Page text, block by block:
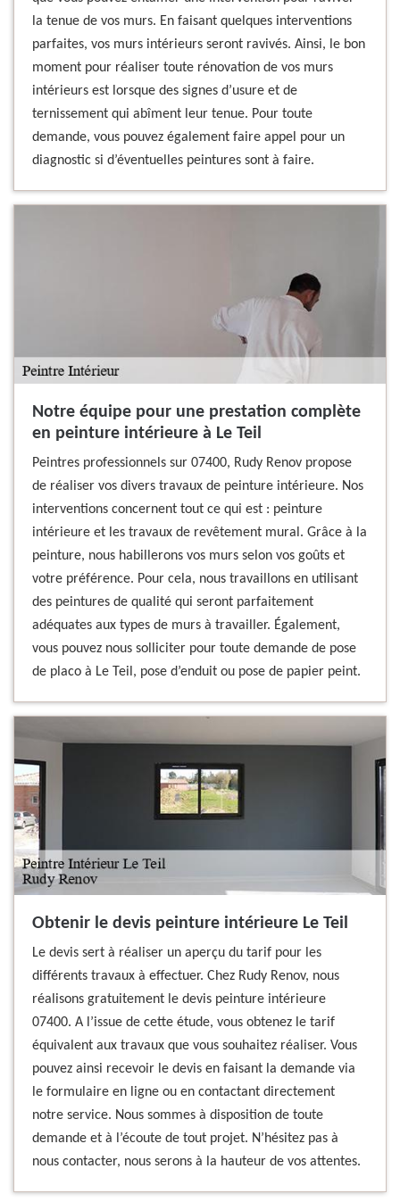
la tenue de vos murs. En faisant quelques interventions
parfaites, vos murs intérieurs seront ravivés. Ainsi, le bon
moment pour réaliser toute rénovation de vos murs
intérieurs est lorsque des signes d’usure et de
ternissement qui abîment leur tenue. Pour toute
demande, vous pouvez également faire appel pour un
diagnostic si d’éventuelles peintures sont à faire.
Notre équipe pour une prestation complète
en peinture intérieure à Le Teil
Peintres professionnels sur 07400, Rudy Renov propose
de réaliser vos divers travaux de peinture intérieure. Nos
interventions concernent tout ce qui est : peinture
intérieure et les travaux de revêtement mural. Grâce à la
peinture, nous habillerons vos murs selon vos goûts et
votre préférence. Pour cela, nous travaillons en utilisant
des peintures de qualité qui seront parfaitement
adéquates aux types de murs à travailler. Également,
vous pouvez nous solliciter pour toute demande de pose
de placo à Le Teil, pose d’enduit ou pose de papier peint.
Obtenir le devis peinture intérieure Le Teil
Le devis sert à réaliser un aperçu du tarif pour les
différents travaux à effectuer. Chez Rudy Renov, nous
réalisons gratuitement le devis peinture intérieure
07400. A l’issue de cette étude, vous obtenez le tarif
équivalent aux travaux que vous souhaitez réaliser. Vous
pouvez ainsi recevoir le devis en faisant la demande via
le formulaire en ligne ou en contactant directement
notre service. Nous sommes à disposition de toute
demande et à l’écoute de tout projet. N’hésitez pas à
nous contacter, nous serons à la hauteur de vos attentes.